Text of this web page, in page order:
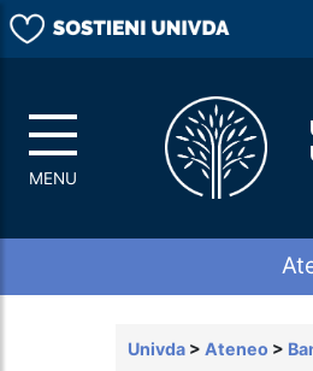
Univda > Ateneo >